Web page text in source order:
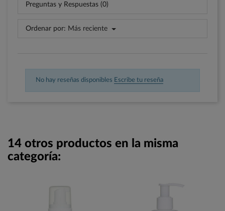
Preguntas y Respuestas (0)
Ordenar por: Más reciente
No hay reseñas disponibles Escribe tu reseña
14 otros productos en la misma
categoría: